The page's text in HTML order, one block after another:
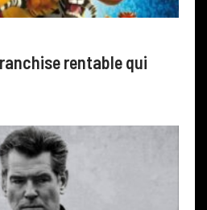
rentable qui